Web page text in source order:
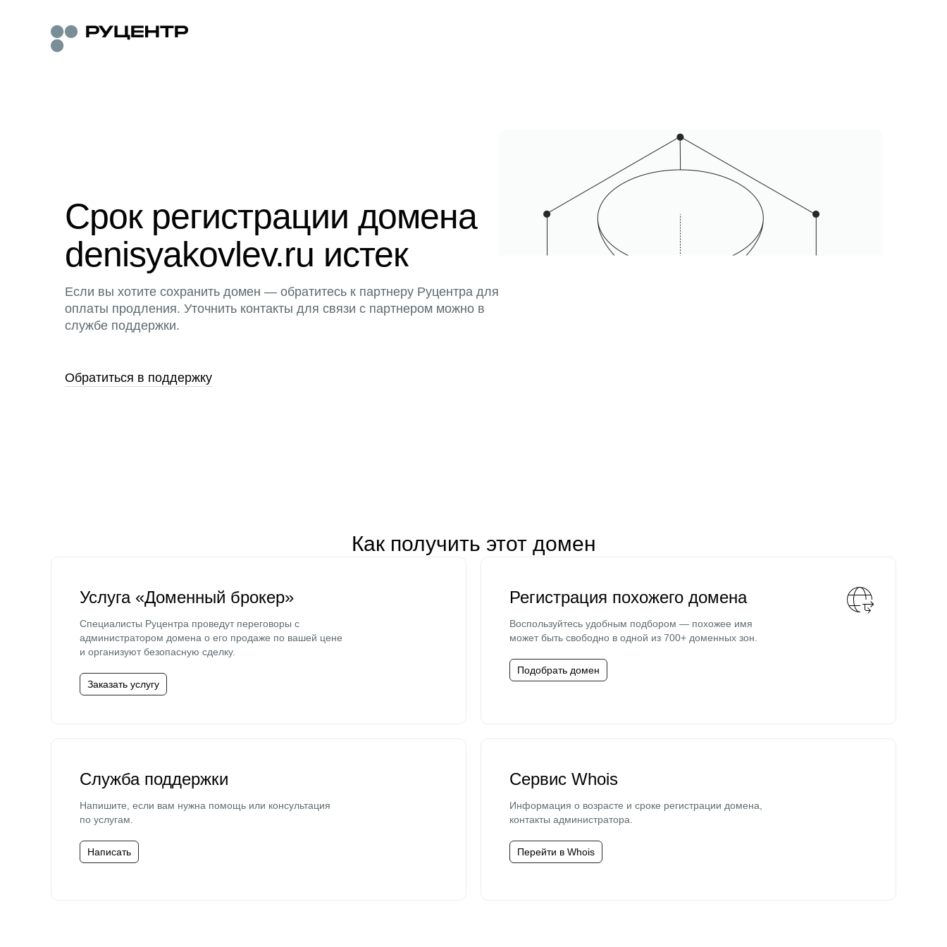
Срок регистрации домена
denisyakovlev.ru истек
Если вы хотите сохранить домен — обратитесь к партнеру Руцентра для
оплаты продления. Уточнить контакты для связи с партнером можно в
службе поддержки.
Обратиться в поддержку
Как получить этот домен
Услуга «Доменный брокер»
Специалисты Руцентра проведут переговоры с
администратором домена о его продаже по вашей цене
и организуют безопасную сделку.
Заказать услугу
Регистрация похожего домена
Воспользуйтесь удобным подбором — похожее имя
может быть свободно в одной из 700+ доменных зон.
Подобрать домен
Служба поддержки
Напишите, если вам нужна помощь или консультация
по услугам.
Написать
Сервис Whois
Информация о возрасте и сроке регистрации домена,
контакты администратора.
Перейти в Whois